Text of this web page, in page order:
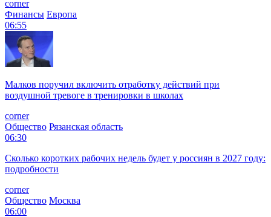
corner
Финансы Европа
06:55
Малков поручил включить отработку действий при
воздушной тревоге в тренировки в школах
corner
Общество Рязанская область
06:30
Сколько коротких рабочих недель будет у россиян в 2027 году:
подробности
corner
Общество Москва
06:00